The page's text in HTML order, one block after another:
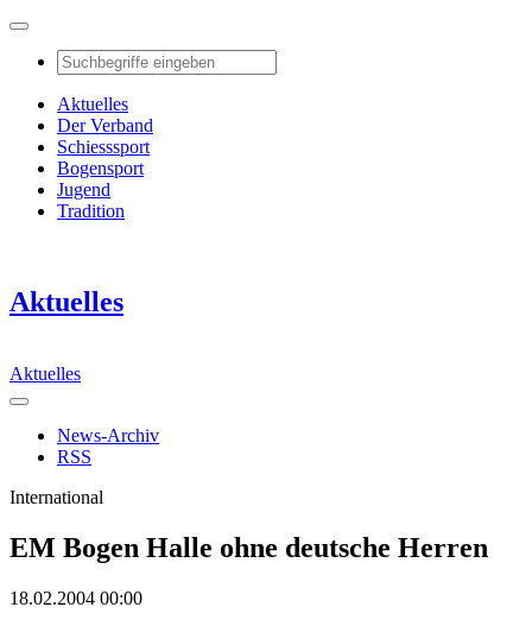
Aktuelles
Der Verband
Schiesssport
Bogensport
Jugend
Tradition
Aktuelles
Aktuelles
News-Archiv
RSS
International
EM Bogen Halle ohne deutsche Herren
18.02.2004 00:00